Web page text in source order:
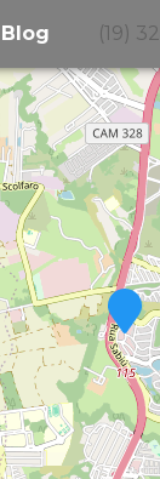
Blog (19)